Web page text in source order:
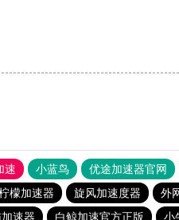
速 小蓝鸟 优途加速器官网
檬加速器 旋风加速度器 外
速器 白鲸加速官方正版 小